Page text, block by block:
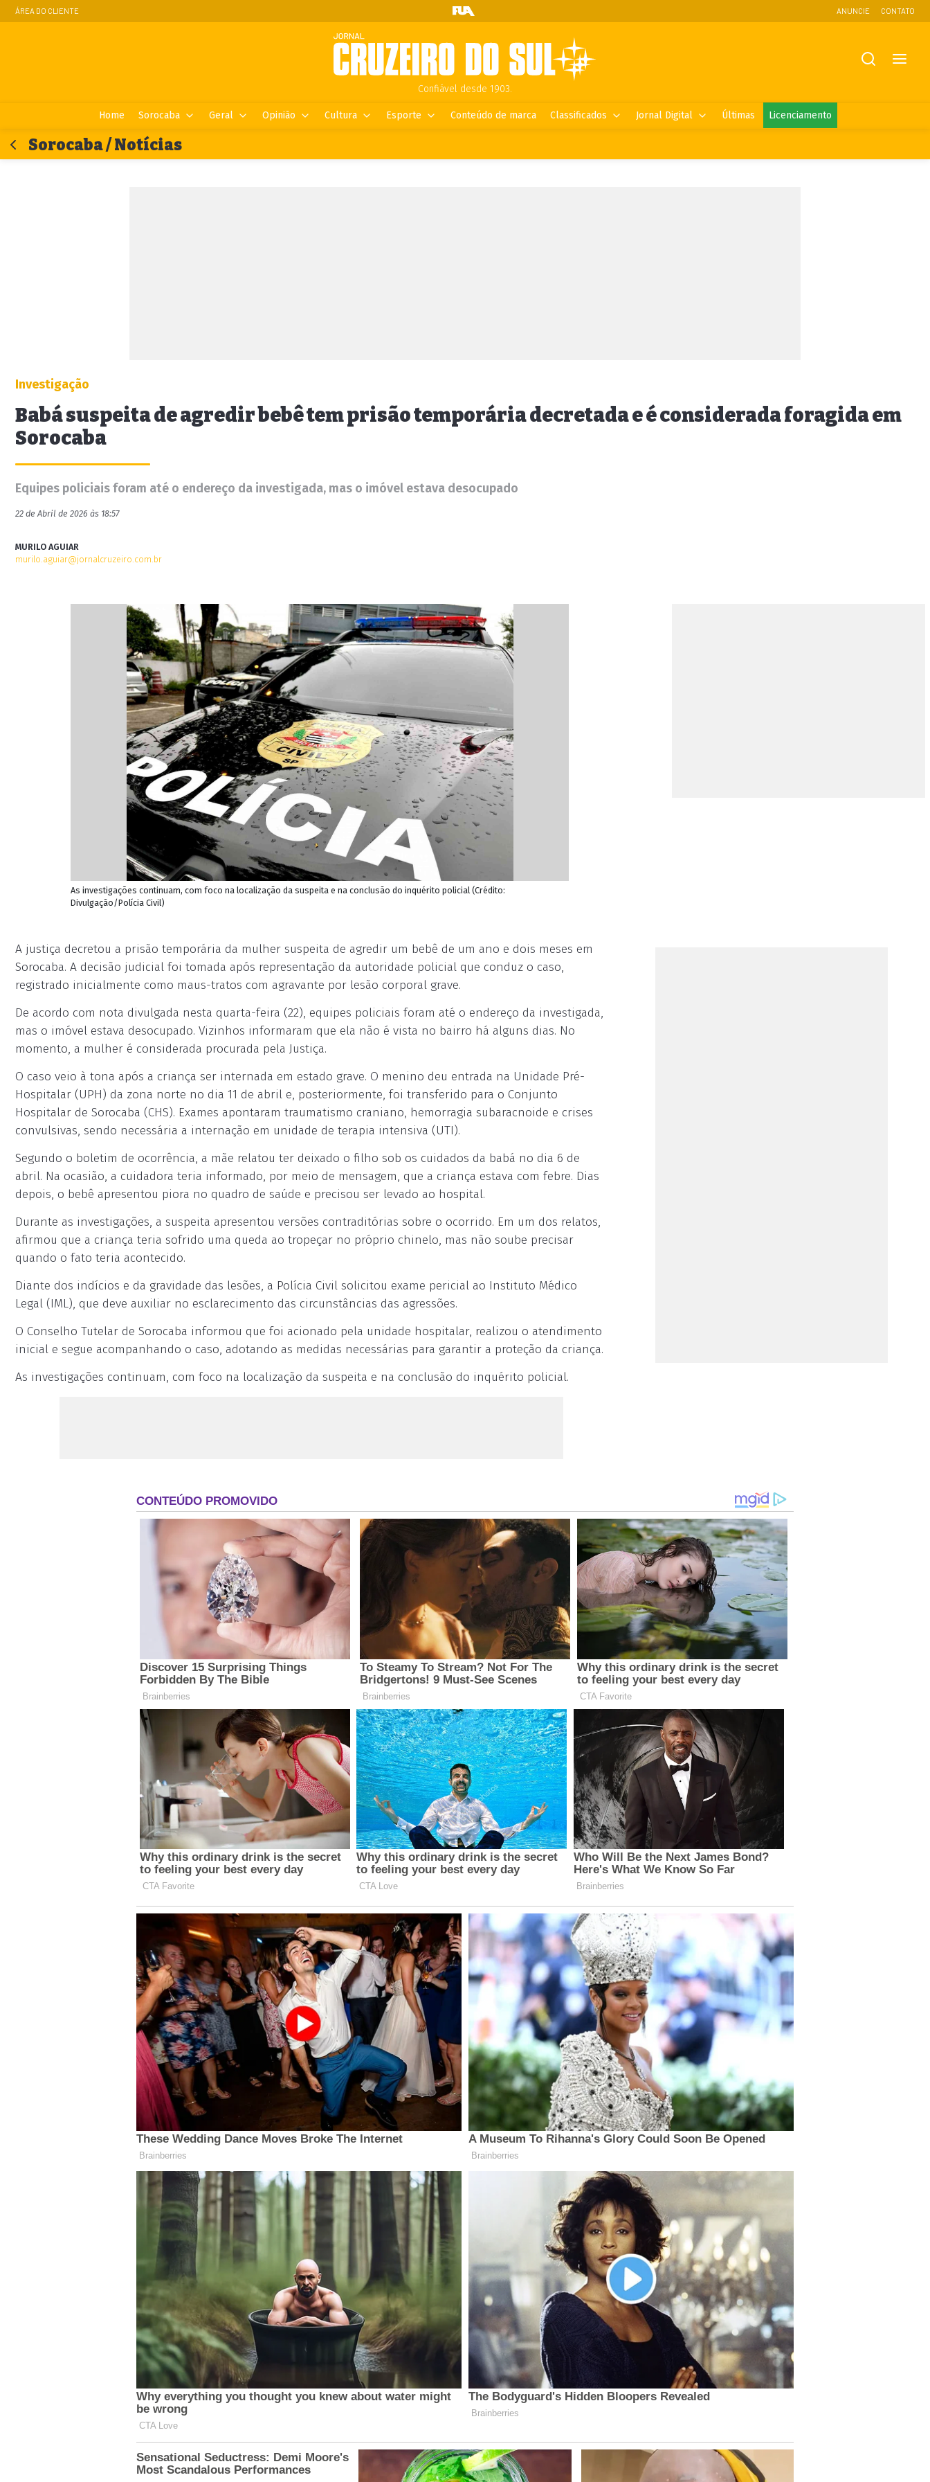
ÁREA DO CLIENTE ANUNCIE CONTATO
Confiável desde 1903.
Home Sorocaba Geral Opinião Cultura Esporte Conteúdo de marca Classificados Jornal Digital Últimas Licenciamento
Sorocaba / Notícias
Investigação
Babá suspeita de agredir bebê tem prisão temporária decretada e é considerada foragida em
Sorocaba
Equipes policiais foram até o endereço da investigada, mas o imóvel estava desocupado
22 de Abril de 2026 às 18:57
MURILO AGUIAR
murilo.aguiar@jornalcruzeiro.com.br
As investigações continuam, com foco na localização da suspeita e na conclusão do inquérito policial (Crédito:
Divulgação/Polícia Civil)
A justiça decretou a prisão temporária da mulher suspeita de agredir um bebê de um ano e dois meses em
Sorocaba. A decisão judicial foi tomada após representação da autoridade policial que conduz o caso,
registrado inicialmente como maus-tratos com agravante por lesão corporal grave.
De acordo com nota divulgada nesta quarta-feira (22), equipes policiais foram até o endereço da investigada,
mas o imóvel estava desocupado. Vizinhos informaram que ela não é vista no bairro há alguns dias. No
momento, a mulher é considerada procurada pela Justiça.
O caso veio à tona após a criança ser internada em estado grave. O menino deu entrada na Unidade Pré-
Hospitalar (UPH) da zona norte no dia 11 de abril e, posteriormente, foi transferido para o Conjunto
Hospitalar de Sorocaba (CHS). Exames apontaram traumatismo craniano, hemorragia subaracnoide e crises
convulsivas, sendo necessária a internação em unidade de terapia intensiva (UTI).
Segundo o boletim de ocorrência, a mãe relatou ter deixado o filho sob os cuidados da babá no dia 6 de
abril. Na ocasião, a cuidadora teria informado, por meio de mensagem, que a criança estava com febre. Dias
depois, o bebê apresentou piora no quadro de saúde e precisou ser levado ao hospital.
Durante as investigações, a suspeita apresentou versões contraditórias sobre o ocorrido. Em um dos relatos,
afirmou que a criança teria sofrido uma queda ao tropeçar no próprio chinelo, mas não soube precisar
quando o fato teria acontecido.
Diante dos indícios e da gravidade das lesões, a Polícia Civil solicitou exame pericial ao Instituto Médico
Legal (IML), que deve auxiliar no esclarecimento das circunstâncias das agressões.
O Conselho Tutelar de Sorocaba informou que foi acionado pela unidade hospitalar, realizou o atendimento
inicial e segue acompanhando o caso, adotando as medidas necessárias para garantir a proteção da criança.
As investigações continuam, com foco na localização da suspeita e na conclusão do inquérito policial.